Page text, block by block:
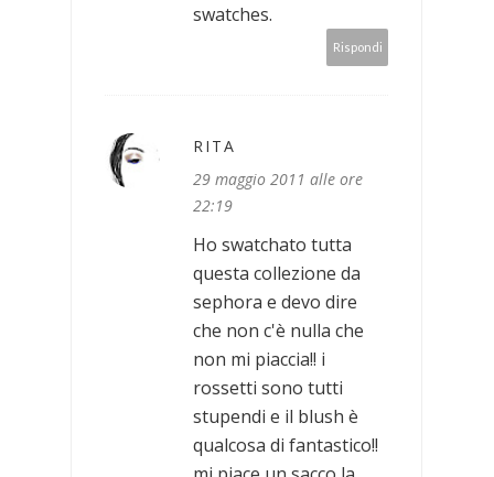
swatches.
Rispondi
RITA
29 maggio 2011 alle ore
22:19
Ho swatchato tutta
questa collezione da
sephora e devo dire
che non c'è nulla che
non mi piaccia!! i
rossetti sono tutti
stupendi e il blush è
qualcosa di fantastico!!